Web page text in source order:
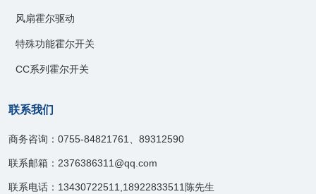
风扇霍尔驱动
特殊功能霍尔开关
CC系列霍尔开关
联系我们
商务咨询：0755-84821761、89312590
联系邮箱：2376386311@qq.com
联系电话：13430722511,18922833511陈先生